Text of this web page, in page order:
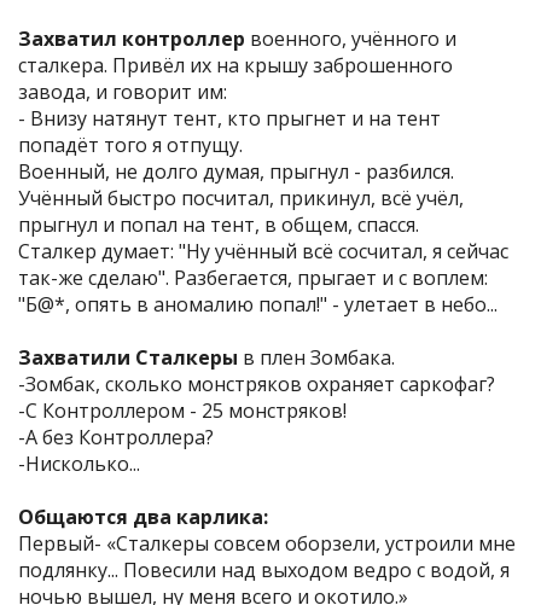
Захватил контроллер военного, учённого и
сталкера. Привёл их на крышу заброшенного
завода, и говорит им:
- Внизу натянут тент, кто прыгнет и на тент
попадёт того я отпущу.
Военный, не долго думая, прыгнул - разбился.
Учённый быстро посчитал, прикинул, всё учёл,
прыгнул и попал на тент, в общем, спасся.
Сталкер думает: "Ну учённый всё сосчитал, я сейчас
так-же сделаю". Разбегается, прыгает и с воплем:
"Б@*, опять в аномалию попал!" - улетает в небо...
Захватили Сталкеры в плен Зомбака.
-Зомбак, сколько монстряков охраняет саркофаг?
-С Контроллером - 25 монстряков!
-А без Контроллера?
-Нисколько...
Общаются два карлика:
Первый- «Сталкеры совсем оборзели, устроили мне
подлянку... Повесили над выходом ведро с водой, я
ночью вышел, ну меня всего и окотило.»